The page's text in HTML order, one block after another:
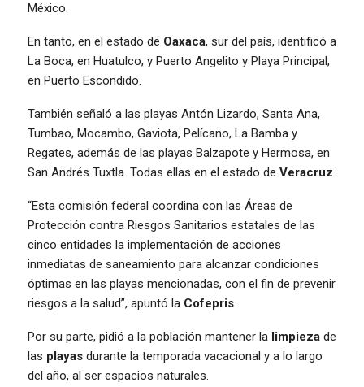
México.
En tanto, en el estado de Oaxaca, sur del país, identificó a
La Boca, en Huatulco, y Puerto Angelito y Playa Principal,
en Puerto Escondido.
También señaló a las playas Antón Lizardo, Santa Ana,
Tumbao, Mocambo, Gaviota, Pelícano, La Bamba y
Regates, además de las playas Balzapote y Hermosa, en
San Andrés Tuxtla. Todas ellas en el estado de Veracruz.
“Esta comisión federal coordina con las Áreas de
Protección contra Riesgos Sanitarios estatales de las
cinco entidades la implementación de acciones
inmediatas de saneamiento para alcanzar condiciones
óptimas en las playas mencionadas, con el fin de prevenir
riesgos a la salud”, apuntó la Cofepris.
Por su parte, pidió a la población mantener la limpieza de
las playas durante la temporada vacacional y a lo largo
del año, al ser espacios naturales.